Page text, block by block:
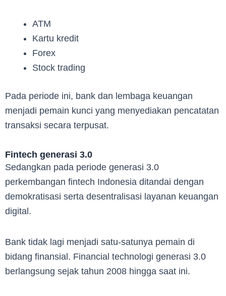
ATM
Kartu kredit
Forex
Stock trading
Pada periode ini, bank dan lembaga keuangan
menjadi pemain kunci yang menyediakan pencatatan
transaksi secara terpusat.
Fintech generasi 3.0
Sedangkan pada periode generasi 3.0
perkembangan fintech Indonesia ditandai dengan
demokratisasi serta desentralisasi layanan keuangan
digital.
Bank tidak lagi menjadi satu-satunya pemain di
bidang finansial. Financial technologi generasi 3.0
berlangsung sejak tahun 2008 hingga saat ini.